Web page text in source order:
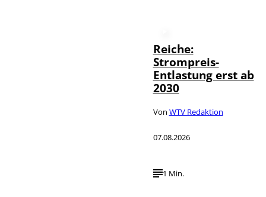
Reiche:
Strompreis-
Entlastung erst ab
2030
Von WTV Redaktion
07.08.2026
1 Min.